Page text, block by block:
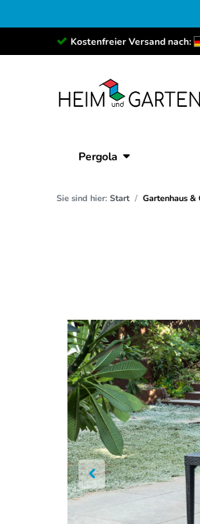
Kostenfreier Versand nach:
Pergola
Sie sind hier: Start Gartenhaus &